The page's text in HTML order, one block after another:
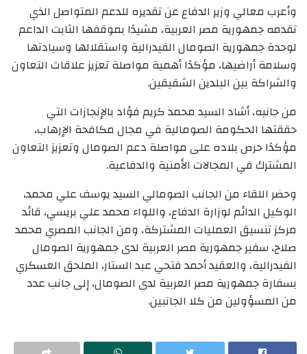
وأعرب معالي وزير الدفاع عن تقديره للدعم المتواصل الذي
تقدمه جمهورية مصر العربية، مشيدًا بموقفها الثابت الداعم
لوحدة جمهورية الصومال الفيدرالية واستقلالها وسيادتها
وسلامة أراضيها، مؤكدًا أهمية مواصلة تعزيز علاقات التعاون
والشراكة بين البلدين الشقيقين.
من جانبه، أشاد السيد محمد كريم فؤاد بالإنجازات التي
حققتها الحكومة الصومالية في مجال مكافحة الإرهاب،
مؤكدًا حرص بلاده على مواصلة دعم الصومال وتعزيز التعاون
المشترك في المجالات الأمنية والدفاعية.
وحضر اللقاء من الجانب الصومالي السيد يوسف علي محمد،
الوكيل الدائم لوزارة الدفاع، واللواء محمد علي بريسي، قائد
مركز تنسيق العمليات المشتركة، ومن الجانب المصري محمد
صلاح، سفير جمهورية مصر العربية لدى جمهورية الصومال
الفيدرالية، والعقيد أحمد فتحي عبد الستار، الملحق العسكري
بسفارة جمهورية مصر العربية لدى الصومال، إلى جانب عدد
من المسؤولين من كلا الجانبين.